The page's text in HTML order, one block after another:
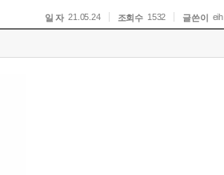
일 자 21.05.24 조회수 1532 글쓴이 eih